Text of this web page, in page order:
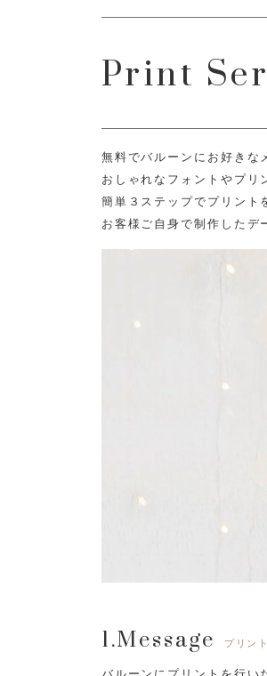
Print
無料でバルーンにお好きな
おしゃれなフォントやプリ
簡単３ステップでプリント
お客様ご自身で制作したデ
1.Message プリン